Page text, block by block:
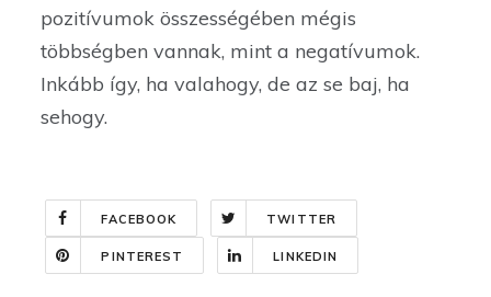
pozitívumok összességében mégis
többségben vannak, mint a negatívumok.
Inkább így, ha valahogy, de az se baj, ha
sehogy.
FACEBOOK TWITTER
PINTEREST LINKEDIN